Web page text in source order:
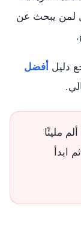
لمن يبحث عن
دليل أفضل
مليئًا
ابدأ